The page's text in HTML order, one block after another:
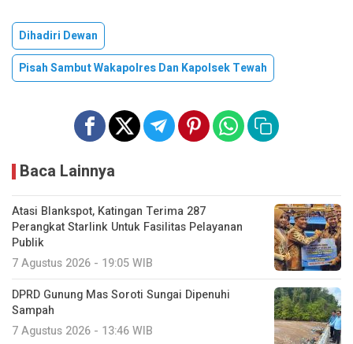
Dihadiri Dewan
Pisah Sambut Wakapolres Dan Kapolsek Tewah
Baca Lainnya
Atasi Blankspot, Katingan Terima 287
Perangkat Starlink Untuk Fasilitas Pelayanan
Publik
7 Agustus 2026 - 19:05 WIB
DPRD Gunung Mas Soroti Sungai Dipenuhi
Sampah
7 Agustus 2026 - 13:46 WIB